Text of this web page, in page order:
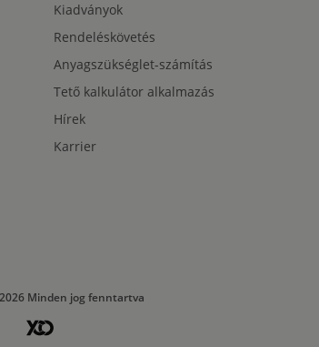
Kiadványok
Rendeléskövetés
Anyagszükséglet-számítás
Tető kalkulátor alkalmazás
Hírek
Karrier
Minden jog fenntartva